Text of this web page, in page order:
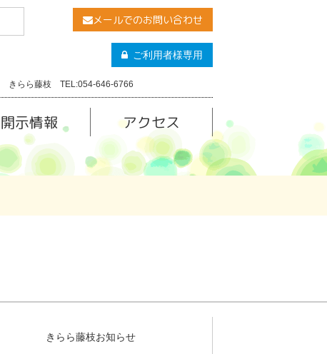
メールでのお問い合わせ
ご利用者様専用
きらら藤枝 TEL:054-646-6766
開示情報 アクセス
きらら藤枝お知らせ